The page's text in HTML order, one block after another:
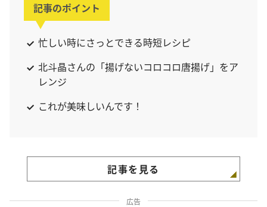
記事のポイント
忙しい時にさっとできる時短レシピ
北斗晶さんの「揚げないコロコロ唐揚げ」をア
レンジ
これが美味しいんです！
記事を見る
広告